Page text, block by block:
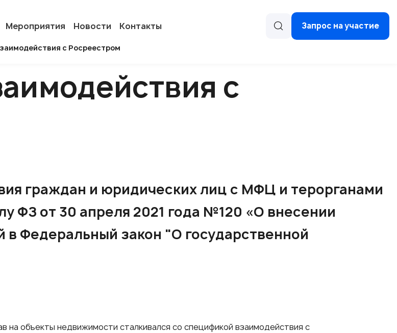
Мероприятия Новости Контакты Запрос на участие
с Росреестром
с
граждан и юридических лиц с МФЦ и терорганами
ФЗ от 30 апреля 2021 года №120 «О внесении
Федеральный закон "О государственной
на объекты недвижимости сталкивался со спецификой взаимодействия с